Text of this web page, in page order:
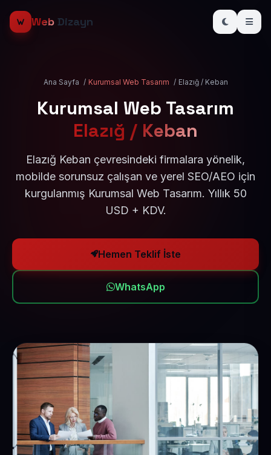
Web Dizayn
Ana Sayfa / Kurumsal Web Tasarım / Elazığ / Keban
Kurumsal Web Tasarım
Elazığ / Keban
Elazığ Keban çevresindeki firmalara yönelik,
mobilde sorunsuz çalışan ve yerel SEO/AEO için
kurgulanmış Kurumsal Web Tasarım. Yıllık 50
USD + KDV.
Hemen Teklif İste
WhatsApp